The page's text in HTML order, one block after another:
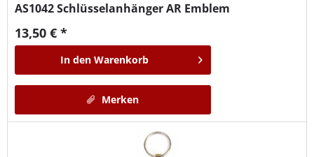
AS1042Schlüsselanhänger AR Emblem
13,50 € *
In den Warenkorb
Merken